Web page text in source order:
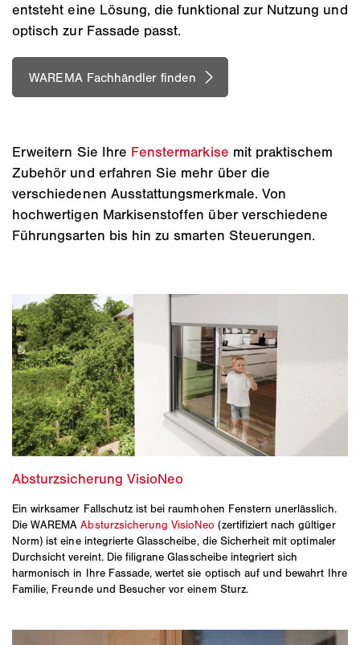
entsteht eine Lösung, die funktional zur Nutzung und
optisch zur Fassade passt.
Erweitern Sie Ihre Fenstermarkise mit praktischem
Zubehör und erfahren Sie mehr über die
verschiedenen Ausstattungsmerkmale. Von
hochwertigen Markisenstoffen über verschiedene
Führungsarten bis hin zu smarten Steuerungen.
Ein wirksamer Fallschutz ist bei raumhohen Fenstern unerlässlich.
Die WAREMAAbsturzsicherung VisioNeo (zertifiziert nach gültiger
Norm) ist eine integrierte Glasscheibe, die Sicherheit mit optimaler
Durchsicht vereint. Die filigrane Glasscheibe integriert sich
harmonisch in Ihre Fassade, wertet sie optisch auf und bewahrt Ihre
Familie, Freunde und Besucher vor einem Sturz.